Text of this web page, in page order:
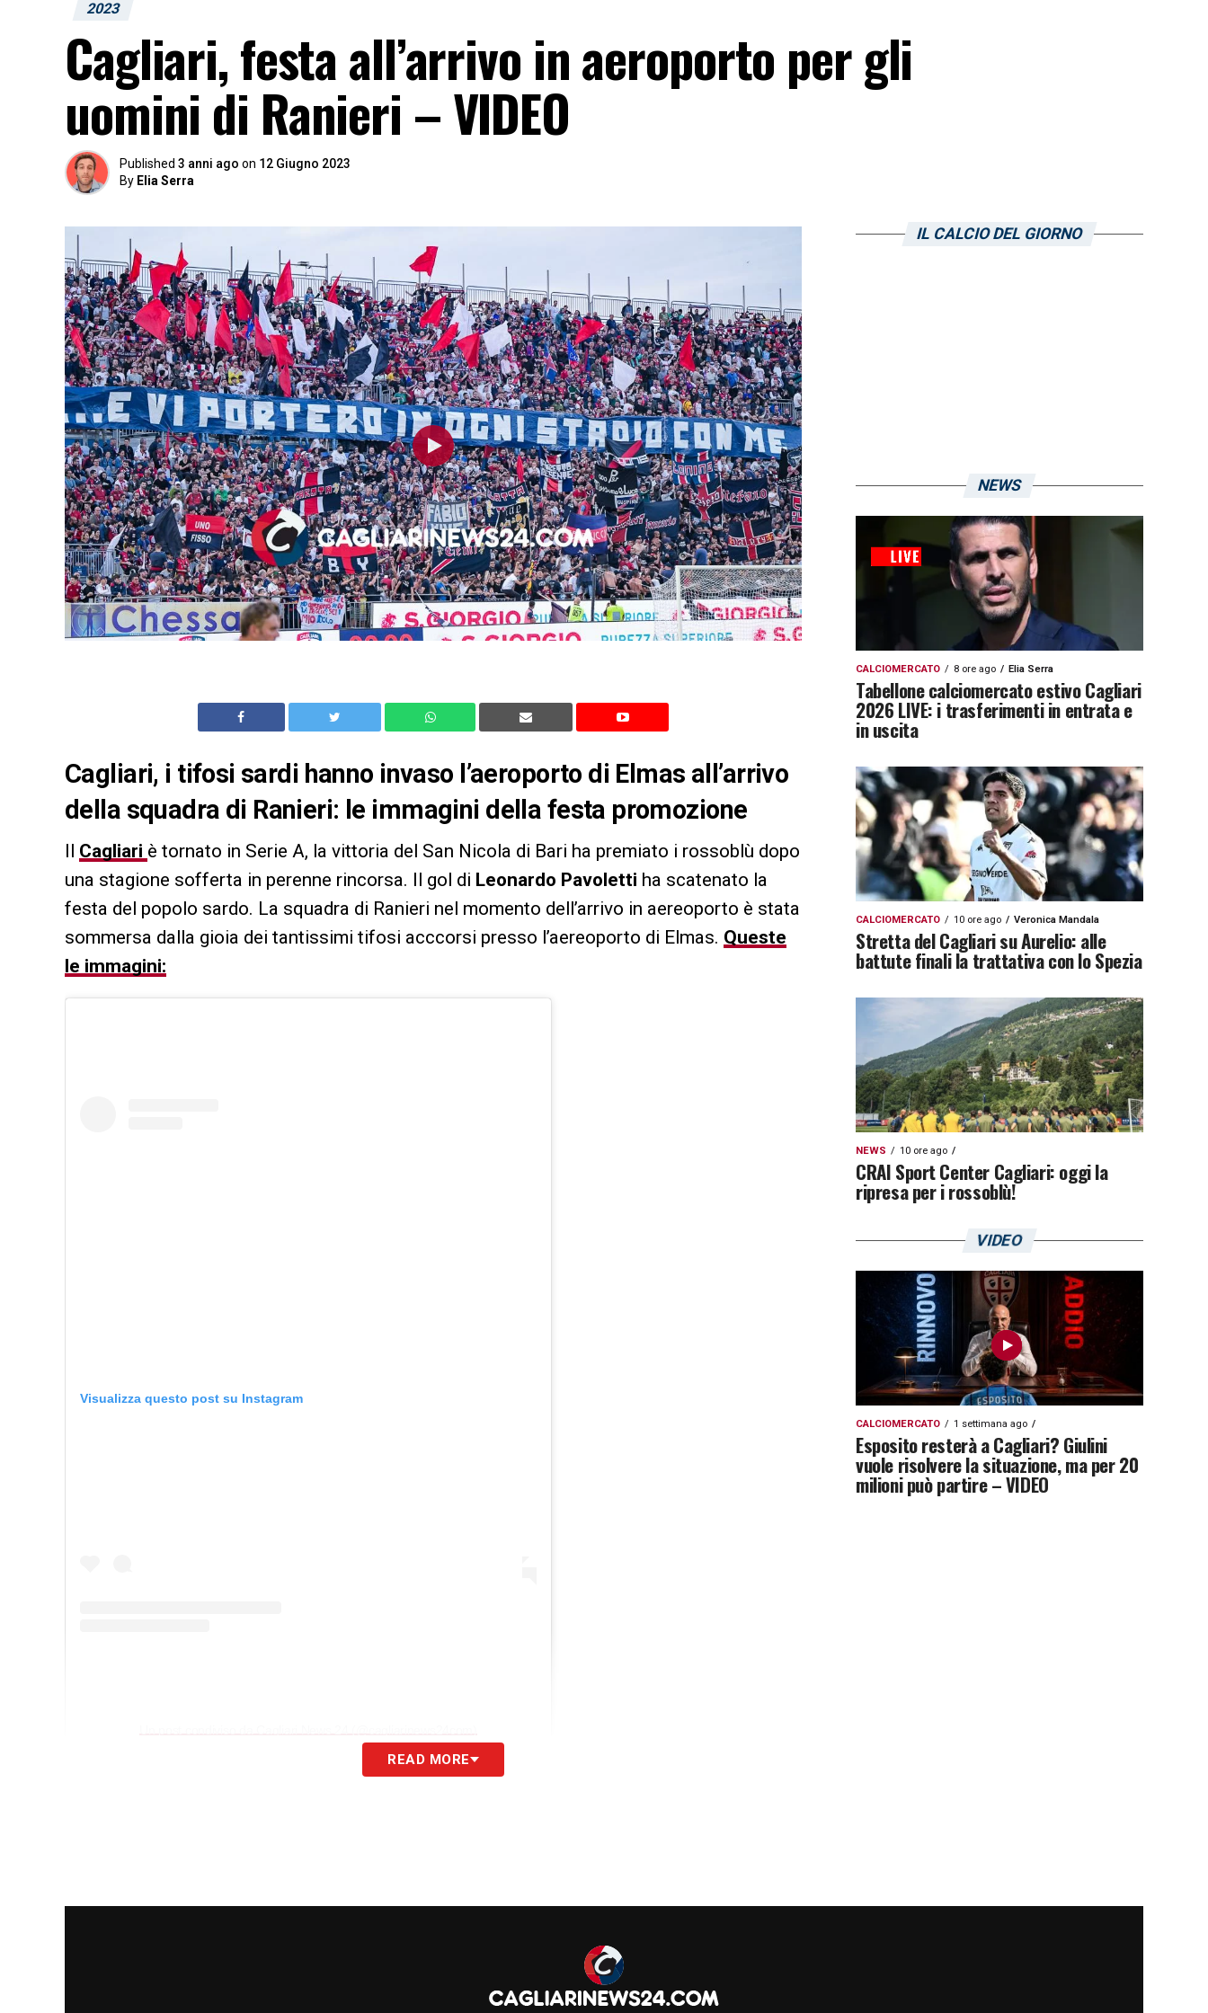
2023
Cagliari, festa all’arrivo in aeroporto per gli
uomini di Ranieri – VIDEO
Published 3 anni ago on 12 Giugno 2023
By Elia Serra
Cagliari, i tifosi sardi hanno invaso l’aeroporto di Elmas all’arrivo
della squadra di Ranieri: le immagini della festa promozione
Il Cagliari è tornato in Serie A, la vittoria del San Nicola di Bari ha premiato i rossoblù dopo
una stagione sofferta in perenne rincorsa. Il gol di Leonardo Pavoletti ha scatenato la
festa del popolo sardo. La squadra di Ranieri nel momento dell’arrivo in aereoporto è stata
sommersa dalla gioia dei tantissimi tifosi acccorsi presso l’aereoporto di Elmas. Queste
le immagini:
Visualizza questo post su Instagram
READ MORE
IL CALCIO DEL GIORNO
NEWS
CALCIOMERCATO 8 ore ago Elia Serra
Tabellone calciomercato estivo Cagliari
2026 LIVE: i trasferimenti in entrata e
in uscita
CALCIOMERCATO 10 ore ago Veronica Mandala
Stretta del Cagliari su Aurelio: alle
battute finali la trattativa con lo Spezia
NEWS 10 ore ago
CRAI Sport Center Cagliari: oggi la
ripresa per i rossoblù!
VIDEO
CALCIOMERCATO 1 settimana ago
Esposito resterà a Cagliari? Giulini
vuole risolvere la situazione, ma per 20
milioni può partire – VIDEO